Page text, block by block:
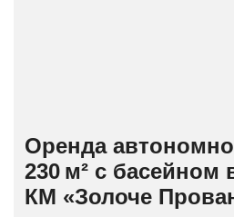
Оренда
230 м² с басейном
КМ «Золоче